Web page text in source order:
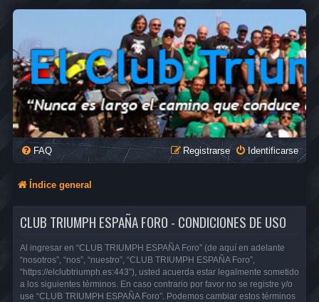
FAQ Identificarse
Registrarse
Índice general
CLUB TRIUMPH ESPAÑA FORO - CONDICIONES DE USO
Al ingresar en “CLUB TRIUMPH ESPAÑA Foro” (de aquí en adelante
“nosotros”, “nos”, “nuestro”, “CLUB TRIUMPH ESPAÑA Foro”,
“https://elclubtriumph.es:443”), usted acuerda estar legalmente sometido
a los siguientes términos. En caso contrario por favor no se registre y/o
use “CLUB TRIUMPH ESPAÑA Foro”. Podemos cambiar estos términos